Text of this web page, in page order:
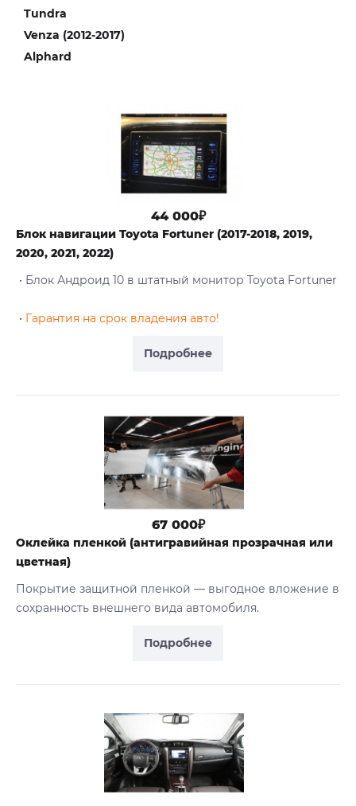
Alphard
Tundra
Venza (2012-2017)
Подробнее
44 000₽
Блок навигации Toyota Fortuner (2017-2018, 2019,
2020, 2021, 2022)
• Блок Андроид 10 в штатный монитор Toyota Fortuner
• Гарантия на срок владения авто!
Подробнее
67 000₽
Оклейка пленкой (антигравийная прозрачная или
цветная)
Покрытие защитной пленкой — выгодное вложение в
сохранность внешнего вида автомобиля.